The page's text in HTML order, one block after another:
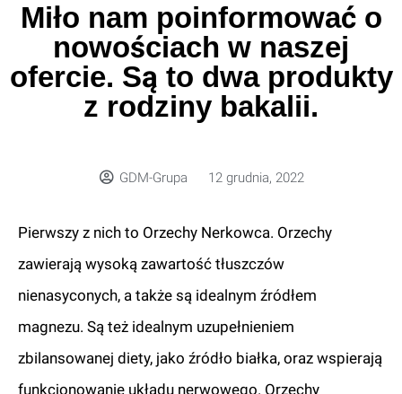
Miło nam poinformować o
nowościach w naszej
ofercie. Są to dwa produkty
z rodziny bakalii.
GDM-Grupa 12 grudnia, 2022
Pierwszy z nich to Orzechy Nerkowca. Orzechy
zawierają wysoką zawartość tłuszczów
nienasyconych, a także są idealnym źródłem
magnezu. Są też idealnym uzupełnieniem
zbilansowanej diety, jako źródło białka, oraz wspierają
funkcjonowanie układu nerwowego. Orzechy